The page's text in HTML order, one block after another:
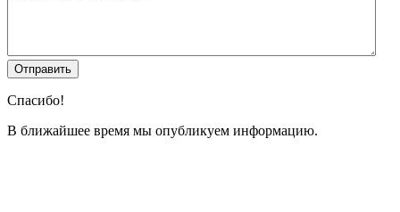
Спасибо!
В ближайшее время мы опубликуем информацию.